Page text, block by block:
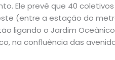
Ele prevê que 40
(entre a estação do
ligando o Jardim
na confluência das